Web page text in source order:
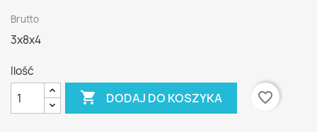
Brutto
3x8x4
Ilość
 DODAJ DO KOSZYKA favorite_border